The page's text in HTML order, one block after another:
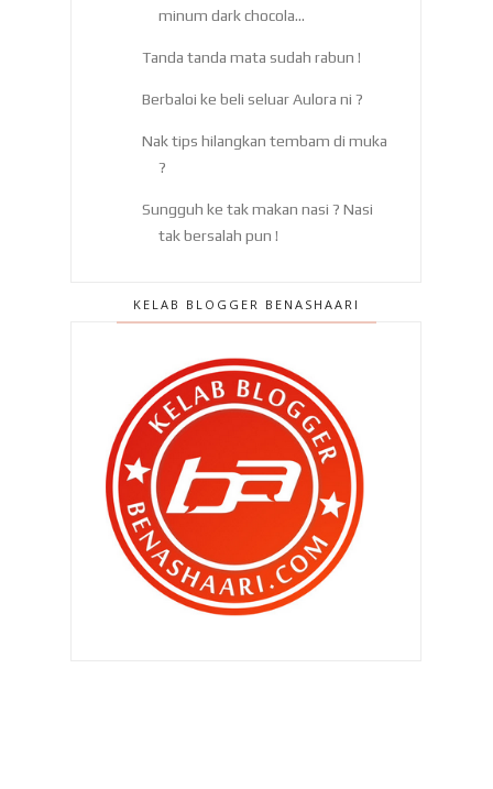
minum dark chocola...
Tanda tanda mata sudah rabun !
Berbaloi ke beli seluar Aulora ni ?
Nak tips hilangkan tembam di muka
?
Sungguh ke tak makan nasi ? Nasi
tak bersalah pun !
boleh makan telur ?
Platform Top Up dan ...
Hadiah Zahra untuk harijadi aku
yang ke..
►November 2024(11)
► Oktober 2024(13)
►September 2024
►Ogos 2024(15)
Julai 2024 (20)
(16)
KELAB BLOGGER BENASHAARI